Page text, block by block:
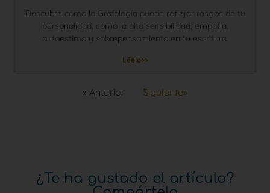
Descubre cómo la Grafología puede reflejar rasgos de tu
personalidad, como la alta sensibilidad, empatía,
autoestima y sobrepensamiento en tu escritura.
Léelo>>
« Anterior Siguiente»
¿Te ha gustado el artículo?